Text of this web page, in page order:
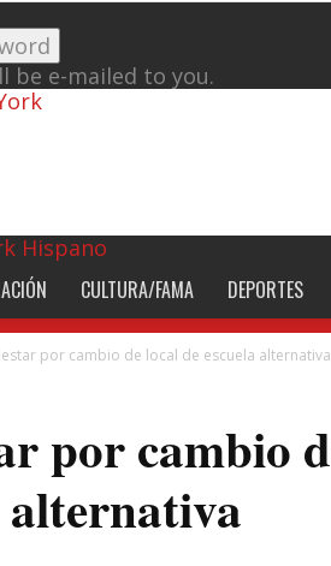
be e-mailed to you.
CULTURA/FAMA DEPORTES
por cambio de local de escuela alternativa
por cambio
alternativa